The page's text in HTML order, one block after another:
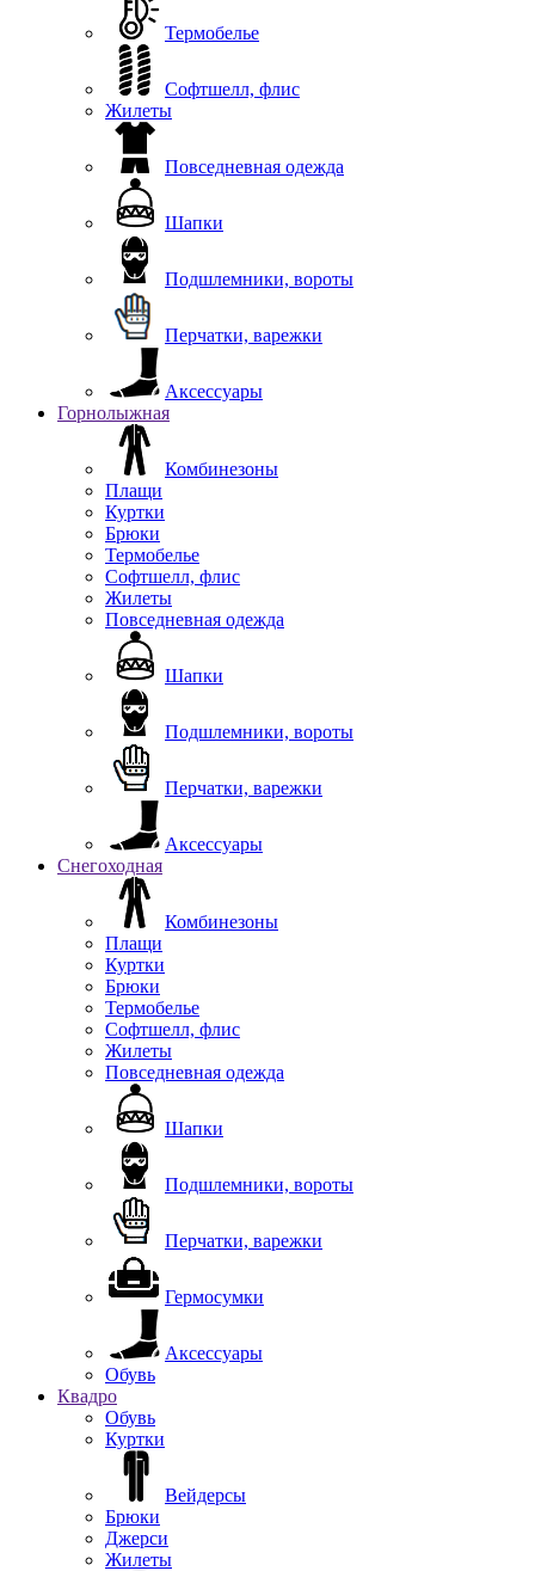
Термобелье
Софтшелл, флис
Жилеты
Повседневная одежда
Шапки
Подшлемники, вороты
Перчатки, варежки
Аксессуары
Горнолыжная
Комбинезоны
Плащи
Куртки
Брюки
Термобелье
Софтшелл, флис
Жилеты
Повседневная одежда
Шапки
Подшлемники, вороты
Перчатки, варежки
Аксессуары
Снегоходная
Комбинезоны
Плащи
Куртки
Брюки
Термобелье
Софтшелл, флис
Жилеты
Повседневная одежда
Шапки
Подшлемники, вороты
Перчатки, варежки
Гермосумки
Аксессуары
Обувь
Квадро
Обувь
Куртки
Вейдерсы
Брюки
Джерси
Жилеты